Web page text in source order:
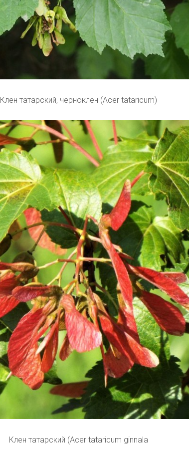
Клен татарский, черноклен (Acer tataricum)
Клен татарский (Acer tataricum ginnala